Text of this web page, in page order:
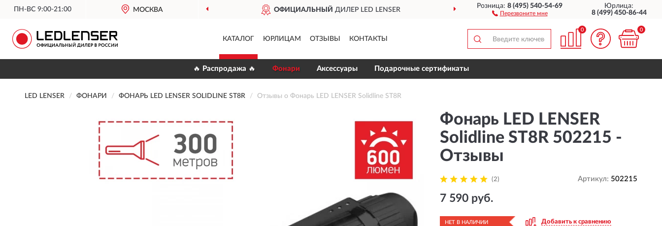
ПН-ВС 9:00-21:00 МОСКВА ОФИЦИАЛЬНЫЙ ДИЛЕР LED LENSER ДОСТАВИМ ПО ВСЕЙ РОССИИ
Розница:8 (495) 540-54-69
Перезвоните мне
Юрлица:
8 (499) 450-86-44
КАТАЛОГ ЮРЛИЦАМ ОТЗЫВЫ КОНТАКТЫ
0 0
🔥 Распродажа 🔥 Фонари Аксессуары Подарочные сертификаты
LED LENSER ФОНАРИ ФОНАРЬ LED LENSER SOLIDLINE ST8R Отзывы о Фонарь LED LENSER Solidline ST8R
Фонарь LED LENSER
Solidline ST8R 502215 -
Отзывы
(2) Артикул: 502215
7 590 руб.
НЕТ В НАЛИЧИИ Добавить к сравнению